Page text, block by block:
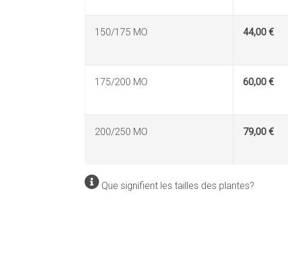
150/175 MO 44,00 €
175/200 MO 60,00 €
200/250 MO 79,00 €
Que signifient les tailles des plantes?